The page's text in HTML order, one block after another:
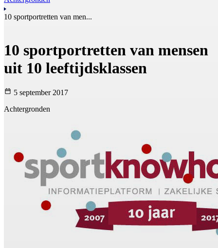
10 sportportretten van men...
10 sportportretten van mensen
uit 10 leeftijdsklassen
5 september 2017
Achtergronden